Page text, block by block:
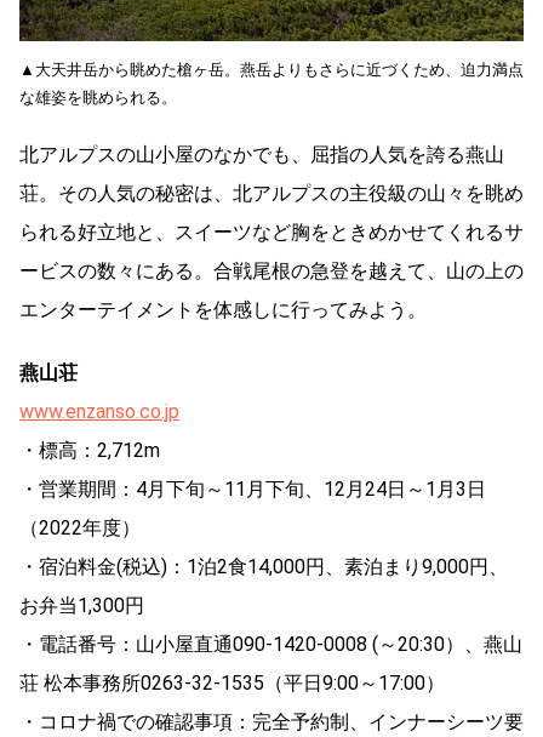
▲大天井岳から眺めた槍ヶ岳。燕岳よりもさらに近づくため、迫力満点
な雄姿を眺められる。
北アルプスの山小屋のなかでも、屈指の人気を誇る燕山
荘。その人気の秘密は、北アルプスの主役級の山々を眺め
られる好立地と、スイーツなど胸をときめかせてくれるサ
ービスの数々にある。合戦尾根の急登を越えて、山の上の
エンターテイメントを体感しに行ってみよう。
燕山荘
www.enzanso.co.jp
・標高：2,712m
・営業期間：4月下旬～11月下旬、12月24日～1月3日
（2022年度）
・宿泊料金(税込)：1泊2食14,000円、素泊まり9,000円、
お弁当1,300円
・電話番号：山小屋直通090-1420-0008 (～20:30）、燕山
荘 松本事務所0263-32-1535（平日9:00～17:00）
・コロナ禍での確認事項：完全予約制、インナーシーツ要